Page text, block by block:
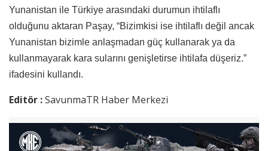
Yunanistan ile Türkiye arasındaki durumun ihtilaflı
olduğunu aktaran Paşay, “Bizimkisi ise ihtilaflı değil ancak
Yunanistan bizimle anlaşmadan güç kullanarak ya da
kullanmayarak kara sularını genişletirse ihtilafa düşeriz.”
ifadesini kullandı.
Editör :SavunmaTR Haber Merkezi